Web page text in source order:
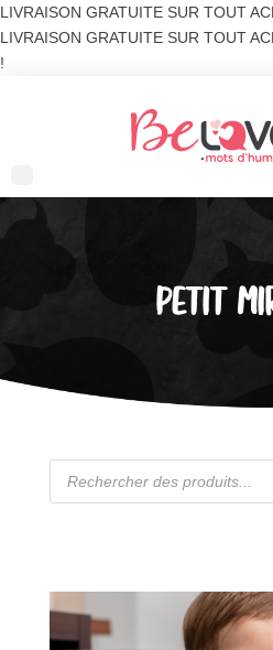
LIVRAISON GRATUITE SUR TOUT
LIVRAISON GRATUITE SUR TOUT
!
PETIT
Recherche